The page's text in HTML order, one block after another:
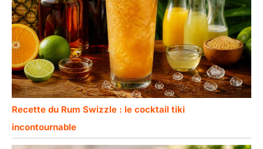
Recette du Rum Swizzle : le cocktail tiki
incontournable